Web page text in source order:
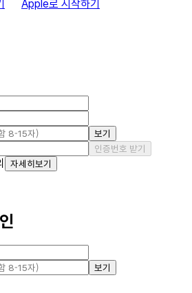
Apple로 시작하기
보기
인증번호 받기
자세히보기
보기